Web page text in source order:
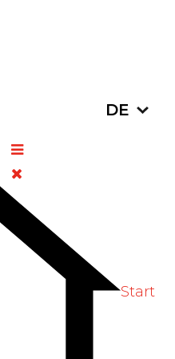
DE
Start
bei
Mangel
Zugriffe: 804